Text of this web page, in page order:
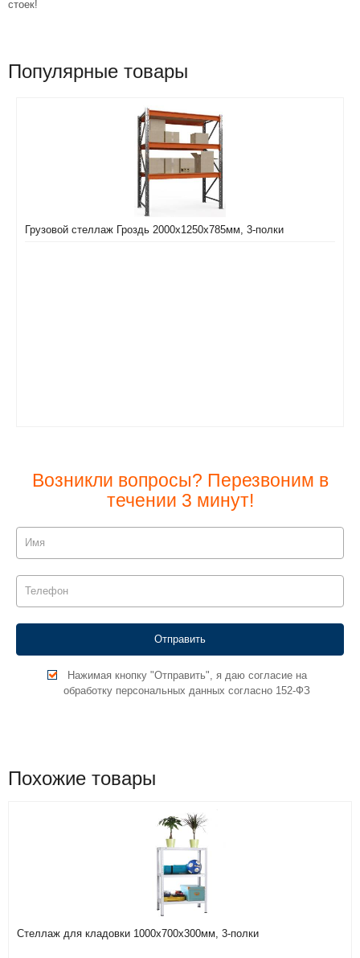
стоек!
Популярные товары
Грузовой стеллаж Гроздь 2000х1250х785мм, 3-полки
Возникли вопросы? Перезвоним в
течении 3 минут!
Нажимая кнопку "Отправить", я даю согласие на
обработку персональных данных согласно 152-ФЗ
Похожие товары
Стеллаж для кладовки 1000х700х300мм, 3-полки